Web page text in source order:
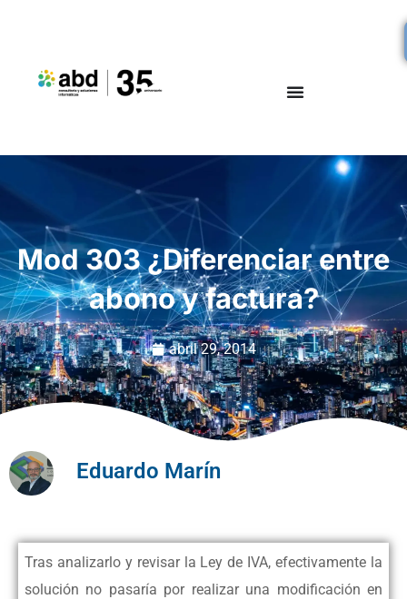
Mod 303 ¿Diferenciar entre
abono y factura?
abril 29, 2014
Eduardo Marín
Tras analizarlo y revisar la Ley de IVA, efectivamente la
solución no pasaría por realizar una modificación en